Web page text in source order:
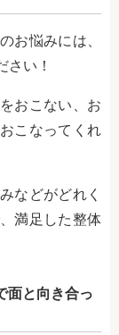
お悩みには、
さい！
おこない、お
こなってくれ
などがどれく
満足した整体
面と向き合っ